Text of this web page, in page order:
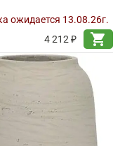
ожидается 13.08.26г.
4 212 ₽
shopping_cart